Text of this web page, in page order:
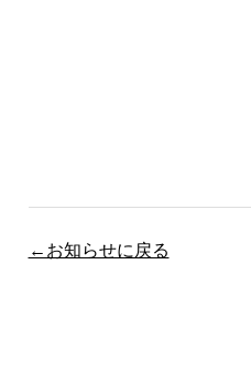
←お知らせに戻る